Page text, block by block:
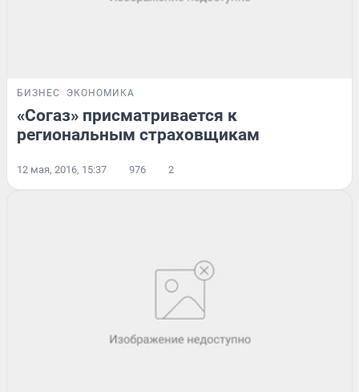
БИЗНЕС ЭКОНОМИКА
«Согаз» присматривается к
региональным страховщикам
12 мая, 2016, 15:37 976 2